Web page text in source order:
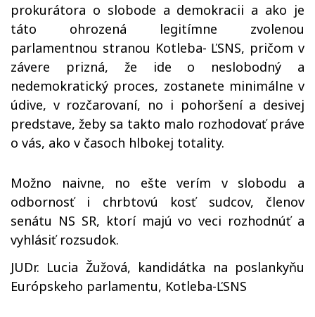
prokurátora o slobode a demokracii a ako je
táto ohrozená legitímne zvolenou
parlamentnou stranou Kotleba- ĽSNS, pričom v
závere prizná, že ide o neslobodný a
nedemokratický proces, zostanete minimálne v
údive, v rozčarovaní, no i pohoršení a desivej
predstave, žeby sa takto malo rozhodovať práve
o vás, ako v časoch hlbokej totality.
Možno naivne, no ešte verím v slobodu a
odbornosť i chrbtovú kosť sudcov, členov
senátu NS SR, ktorí majú vo veci rozhodnúť a
vyhlásiť rozsudok.
JUDr. Lucia Žužová, kandidátka na poslankyňu
Európskeho parlamentu, Kotleba-ĽSNS